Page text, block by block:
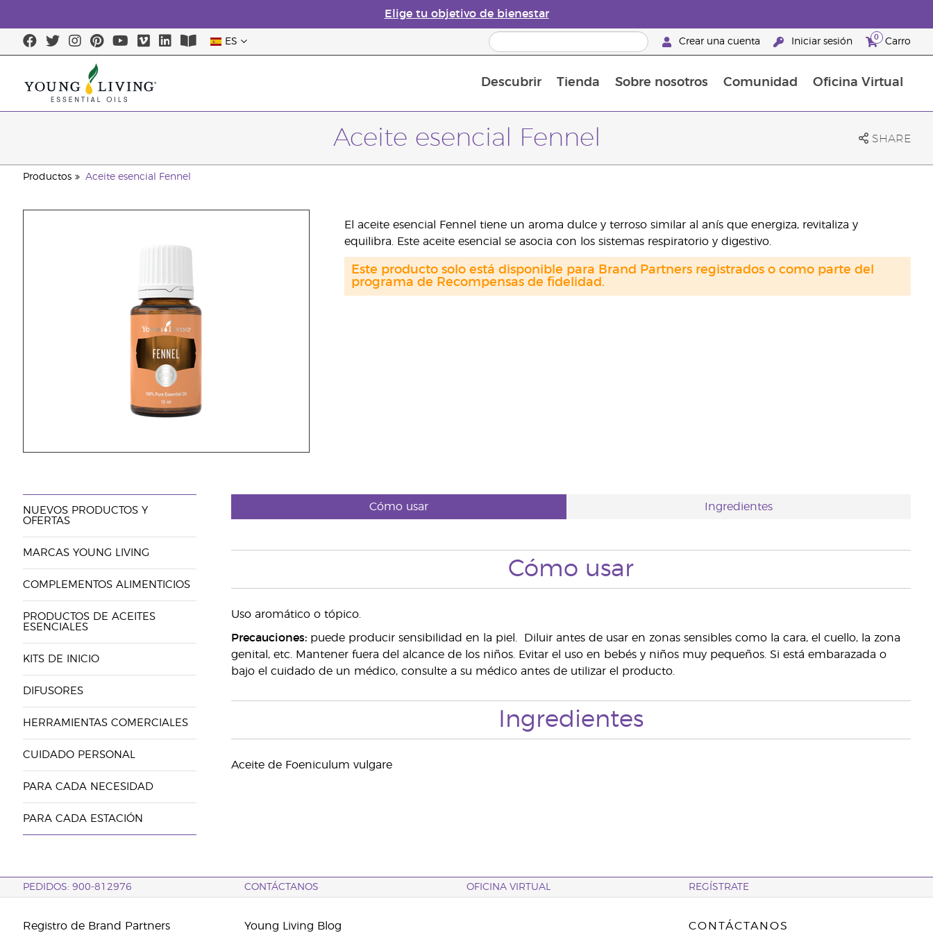
Elige tu objetivo de bienestar
ES Crear una cuenta Iniciar sesión 0 Carro
Descubrir Tienda Sobre nosotros Comunidad Oficina Virtual
Aceite esencial Fennel SHARE
Productos Aceite esencial Fennel
El aceite esencial Fennel tiene un aroma dulce y terroso similar al anís que energiza, revitaliza y
equilibra. Este aceite esencial se asocia con los sistemas respiratorio y digestivo.
Este producto solo está disponible para Brand Partners registrados o como parte del
programa de Recompensas de fidelidad.
NUEVOS PRODUCTOS Y
OFERTAS
MARCAS YOUNG LIVING
COMPLEMENTOS ALIMENTICIOS
PRODUCTOS DE ACEITES
ESENCIALES
KITS DE INICIO
DIFUSORES
HERRAMIENTAS COMERCIALES
CUIDADO PERSONAL
PARA CADA NECESIDAD
PARA CADA ESTACIÓN
Cómo usar Ingredientes
Cómo usar
Uso aromático o tópico.
Precauciones:puede producir sensibilidad en la piel. Diluir antes de usar en zonas sensibles como la cara, el cuello, la zona
genital, etc. Mantener fuera del alcance de los niños. Evitar el uso en bebés y niños muy pequeños. Si está embarazada o
bajo el cuidado de un médico, consulte a su médico antes de utilizar el producto.
Ingredientes
Aceite de Foeniculum vulgare
PEDIDOS: 900-812976 CONTÁCTANOS OFICINA VIRTUAL REGÍSTRATE
Registro de Brand Partners Young Living Blog CONTÁCTANOS